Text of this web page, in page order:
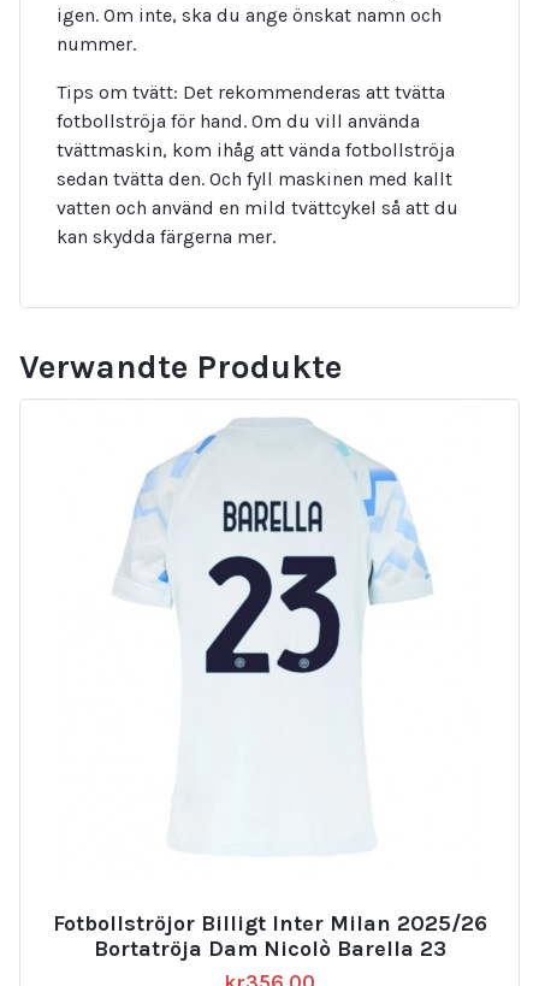
igen. Om inte, ska du ange önskat namn och
nummer.
Tips om tvätt: Det rekommenderas att tvätta
fotbollströja för hand. Om du vill använda
tvättmaskin, kom ihåg att vända fotbollströja
sedan tvätta den. Och fyll maskinen med kallt
vatten och använd en mild tvättcykel så att du
kan skydda färgerna mer.
Verwandte Produkte
Fotbollströjor Billigt Inter Milan 2025/26
Bortatröja Dam Nicolò Barella 23